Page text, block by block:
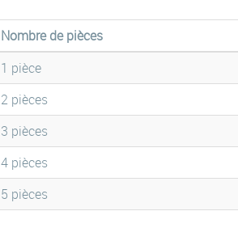
Nombre de pièces
1 pièce
2 pièces
3 pièces
4 pièces
5 pièces